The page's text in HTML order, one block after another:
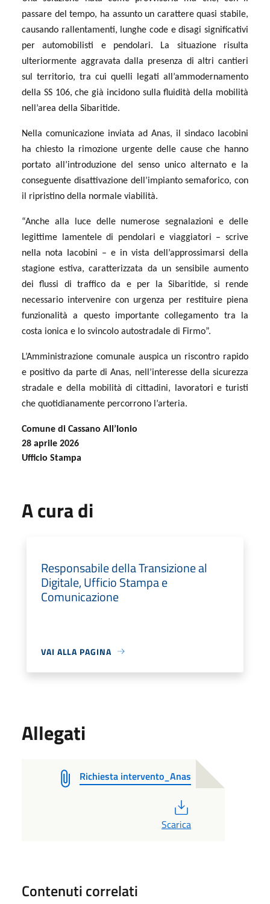
passare del tempo, ha assunto un carattere quasi stabile,
causando rallentamenti, lunghe code e disagi significativi
per automobilisti e pendolari. La situazione risulta
ulteriormente aggravata dalla presenza di altri cantieri
sul territorio, tra cui quelli legati all’ammodernamento
della SS 106, che già incidono sulla fluidità della mobilità
nell’area della Sibaritide.
Nella comunicazione inviata ad Anas, il sindaco Iacobini
ha chiesto la rimozione urgente delle cause che hanno
portato all’introduzione del senso unico alternato e la
conseguente disattivazione dell’impianto semaforico, con
il ripristino della normale viabilità.
“Anche alla luce delle numerose segnalazioni e delle
legittime lamentele di pendolari e viaggiatori – scrive
nella nota Iacobini – e in vista dell’approssimarsi della
stagione estiva, caratterizzata da un sensibile aumento
dei flussi di traffico da e per la Sibaritide, si rende
necessario intervenire con urgenza per restituire piena
funzionalità a questo importante collegamento tra la
costa ionica e lo svincolo autostradale di Firmo”.
L’Amministrazione comunale auspica un riscontro rapido
e positivo da parte di Anas, nell’interesse della sicurezza
stradale e della mobilità di cittadini, lavoratori e turisti
che quotidianamente percorrono l’arteria.
Comune di Cassano All’Ionio
28 aprile 2026
Ufficio Stampa
A cura di
Responsabile della Transizione al
Digitale, Ufficio Stampa e
Comunicazione
VAI ALLA PAGINA
Allegati
Richiesta intervento_Anas
Scarica
Contenuti correlati